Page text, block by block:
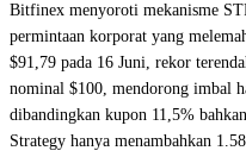
Bitfinex menyoroti mekanisme
permintaan korporat yang
$91,79 pada 16 Juni, rekor
nominal $100, mendorong imbal
dibandingkan kupon 11,5%
Strategy hanya menambahkan